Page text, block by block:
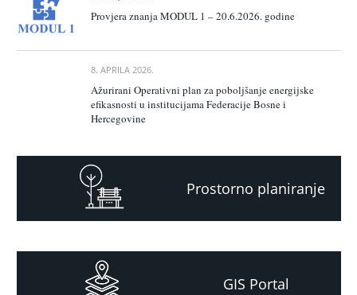
Provjera znanja MODUL 1 – 20.6.2026. godine
8. APRILA 2026.
Ažurirani Operativni plan za poboljšanje energijske
efikasnosti u institucijama Federacije Bosne i
Hercegovine
Prostorno planiranje
GIS Portal